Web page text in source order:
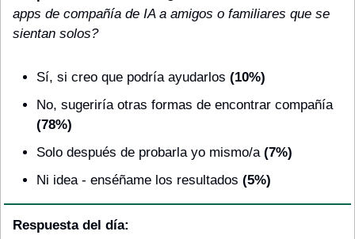
apps de compañía de IA a amigos o familiares que se
sientan solos?
Sí, si creo que podría ayudarlos (10%)
No, sugeriría otras formas de encontrar compañía
(78%)
Solo después de probarla yo mismo/a (7%)
Ni idea - enséñame los resultados (5%)
Respuesta del día: